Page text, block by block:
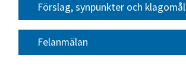
Förslag, synpunkter och klagomål
Felanmälan